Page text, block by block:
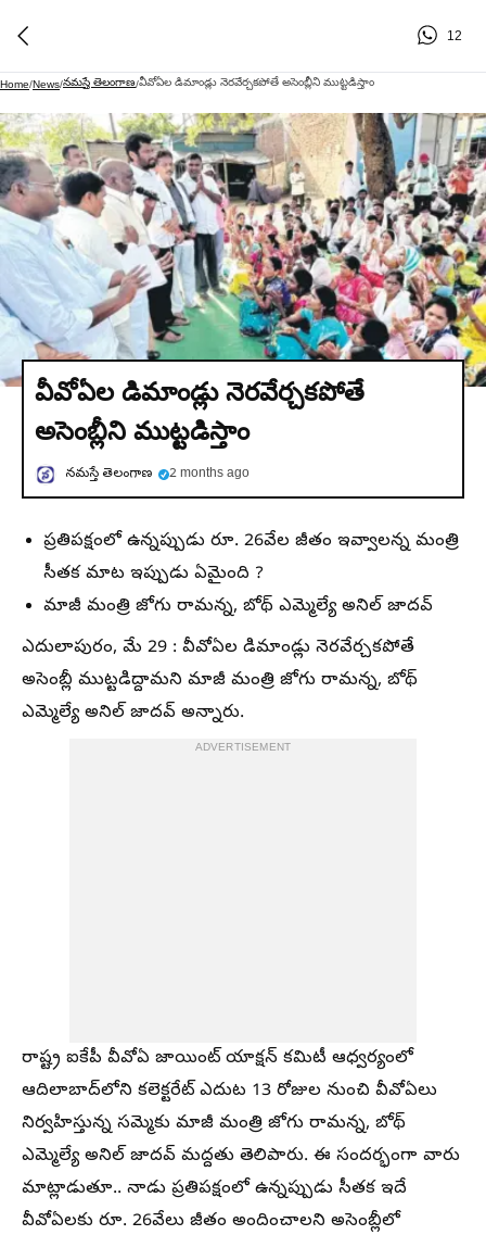
12
Home/News/నమస్తే తెలంగాణ/వీవోఏల డిమాండ్లు నెరవేర్చకపోతే అసెంబ్లీని ముట్టడిస్తాం
వీవోఏల డిమాండ్లు నెరవేర్చకపోతే
అసెంబ్లీని ముట్టడిస్తాం
నమస్తే తెలంగాణ 2 months ago
ప్రతిపక్షంలో ఉన్నప్పుడు రూ. 26వేల జీతం ఇవ్వాలన్న మంత్రి
సీతక మాట ఇప్పుడు ఏమైంది ?
మాజీ మంత్రి జోగు రామన్న, బోథ్‌ ఎమ్మెల్యే అనిల్‌ జాదవ్‌
ఎదులాపురం, మే 29 : వీవోఏల డిమాండ్లు నెరవేర్చకపోతే
అసెంబ్లీ ముట్టడిద్దామని మాజీ మంత్రి జోగు రామన్న, బోథ్‌
ఎమ్మెల్యే అనిల్‌ జాదవ్‌ అన్నారు.
ADVERTISEMENT
రాష్ట్ర ఐకేపీ వీవోఏ జాయింట్‌ యాక్షన్‌ కమిటీ ఆధ్వర్యంలో
ఆదిలాబాద్‌లోని కలెక్టరేట్‌ ఎదుట 13 రోజుల నుంచి వీవోఏలు
నిర్వహిస్తున్న సమ్మెకు మాజీ మంత్రి జోగు రామన్న, బోథ్‌
ఎమ్మెల్యే అనిల్‌ జాదవ్‌ మద్దతు తెలిపారు. ఈ సందర్భంగా వారు
మాట్లాడుతూ.. నాడు ప్రతిపక్షంలో ఉన్నప్పుడు సీతక ఇదే
వీవోఏలకు రూ. 26వేలు జీతం అందించాలని అసెంబ్లీలో